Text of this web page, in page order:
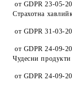
от GDPR 23-05-
Страхотна
от GDPR 31-03-
от GDPR 24-09-
Чудесни продукти
от GDPR 24-09-